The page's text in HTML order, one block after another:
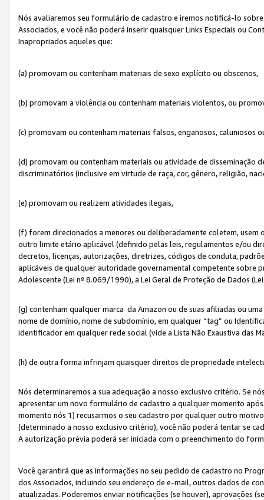
Nós avaliaremos seu formulário de cadastro e iremos notificá-lo
Associados, e você não poderá inserir quaisquer Links Especiais ou
Inapropriados aqueles que:
(a) promovam ou contenham materiais de sexo explícito ou obscenos,
(b) promovam a violência ou contenham materiais violentos, ou
(c) promovam ou contenham materiais falsos, enganosos, caluniosos
(d) promovam ou contenham materiais ou atividade de disseminação
discriminatórios (inclusive em virtude de raça, cor, gênero, religião,
(e) promovam ou realizem atividades ilegais,
(f) forem direcionados a menores ou deliberadamente coletem, usem
outro limite etário aplicável (definido pelas leis, regulamentos e/ou
decretos, licenças, autorizações, diretrizes, códigos de conduta,
aplicáveis de qualquer autoridade governamental competente sobre
Adolescente (Lei nº 8.069/1990), a Lei Geral de Proteção de Dados
(g) contenham qualquer marca da Amazon ou de suas afiliadas ou
nome de domínio, nome de subdomínio, em qualquer “tag” ou
identificador em qualquer rede social (vide a Lista Não Exaustiva das
(h) de outra forma infrinjam quaisquer direitos de propriedade
Nós determinaremos a sua adequação a nosso exclusivo critério. Se
apresentar um novo formulário de cadastro a qualquer momento
momento nós 1) recusarmos o seu cadastro por qualquer outro
(determinado a nosso exclusivo critério), você não poderá tentar se
A autorização prévia poderá ser iniciada com o preenchimento do
Você garantirá que as informações no seu pedido de cadastro no
dos Associados, incluindo seu endereço de e-mail, outros dados de
atualizadas. Poderemos enviar notificações (se houver), aprovações